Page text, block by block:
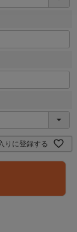
りに登録する